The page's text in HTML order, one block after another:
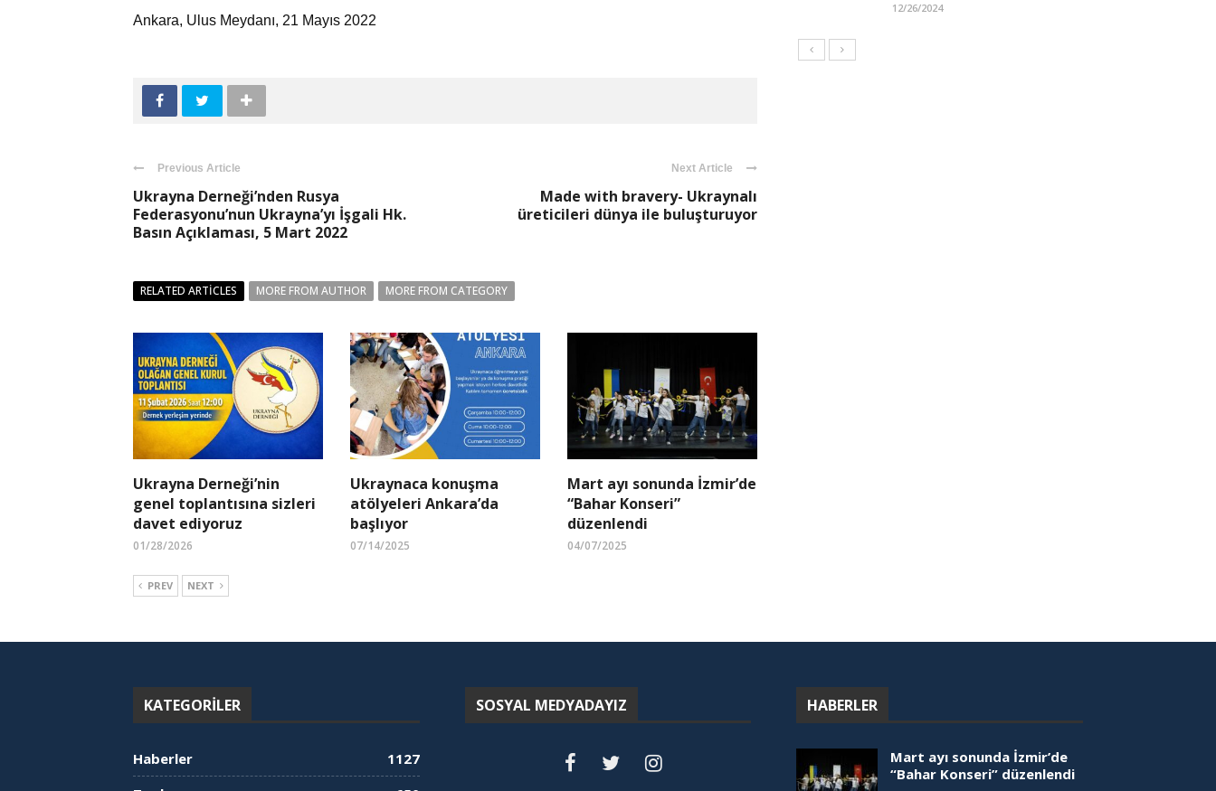
Ankara, Ulus Meydanı, 21 Mayıs 2022
Previous Article
Ukrayna Derneği’nden Rusya
Federasyonu’nun Ukrayna’yı İşgali Hk.
Basın Açıklaması, 5 Mart 2022
Next Article
Made with bravery- Ukraynalı
üreticileri dünya ile buluşturuyor
RELATED ARTICLES MORE FROM AUTHOR MORE FROM CATEGORY
Ukrayna Derneği’nin
genel toplantısına sizleri
davet ediyoruz
01/28/2026
Ukraynaca konuşma
atölyeleri Ankara’da
başlıyor
07/14/2025
Mart ayı sonunda İzmir’de
“Bahar Konseri”
düzenlendi
04/07/2025
PREV NEXT
12/26/2024
KATEGORILER
Haberler
1127
SOSYAL MEDYADAYIZ HABERLER
Mart ayı sonunda İzmir’de
“Bahar Konseri” düzenlendi